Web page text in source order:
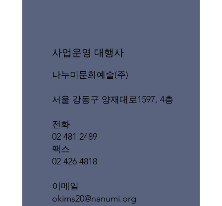
​사업운영 대행사
나누미문화예술(주)
서울 강동구 양재대로1597, 4층
전화
02 481 2489
팩스
02 426 4818
이메일
okims20@nanumi.org